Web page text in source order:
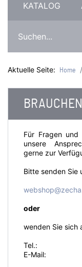
KATALOG
Aktuelle Seite: Home
Für Fragen und
unsere
gerne zur
Bitte senden Sie
oder
wenden Sie sich
Tel.:
E-Mail: